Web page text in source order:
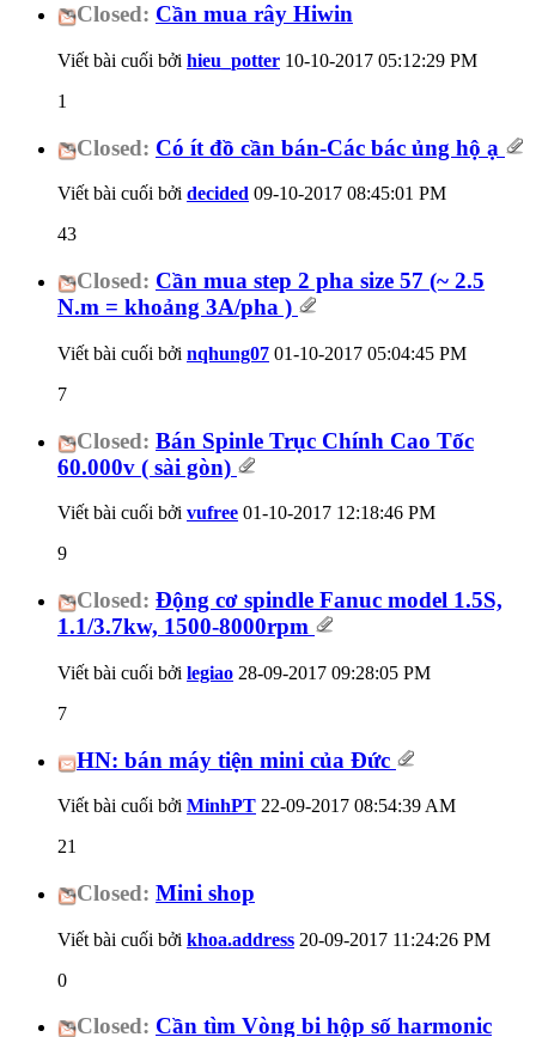
Closed: Cần mua rây Hiwin
Viết bài cuối bởi hieu_potter 10-10-2017 05:12:29 PM
1
Closed: Có ít đồ cần bán-Các bác ủng hộ ạ
Viết bài cuối bởi decided 09-10-2017 08:45:01 PM
43
Closed: Cần mua step 2 pha size 57 (~ 2.5
N.m = khoảng 3A/pha )
Viết bài cuối bởi nqhung07 01-10-2017 05:04:45 PM
7
Closed: Bán Spinle Trục Chính Cao Tốc
60.000v ( sài gòn)
Viết bài cuối bởi vufree 01-10-2017 12:18:46 PM
9
Closed: Động cơ spindle Fanuc model 1.5S,
1.1/3.7kw, 1500-8000rpm
Viết bài cuối bởi legiao 28-09-2017 09:28:05 PM
7
HN: bán máy tiện mini của Đức
Viết bài cuối bởi MinhPT 22-09-2017 08:54:39 AM
21
Closed: Mini shop
Viết bài cuối bởi khoa.address 20-09-2017 11:24:26 PM
0
Closed: Cần tìm Vòng bi hộp số harmonic